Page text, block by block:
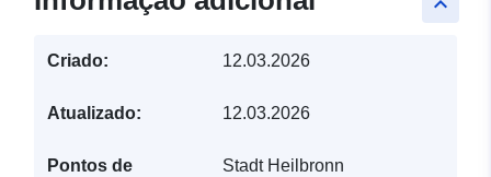
Criado: 12.03.2026
Atualizado: 12.03.2026
Pontos de
Stadt Heilbronn